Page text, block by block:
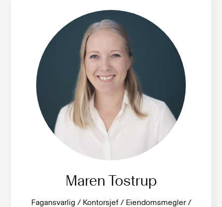
Maren Tostrup
Fagansvarlig / Kontorsjef / Eiendomsmegler /